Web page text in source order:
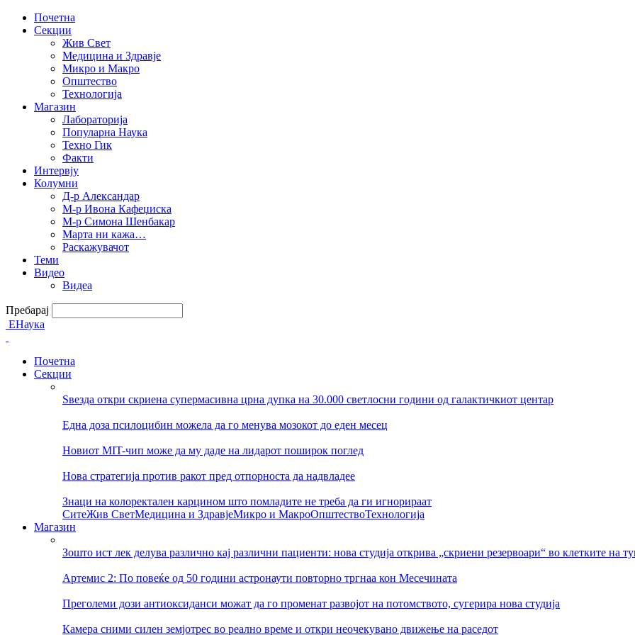
Почетна
Секции
Жив Свет
Медицина и Здравје
Микро и Макро
Општество
Технологија
Магазин
Лабораторија
Популарна Наука
Техно Гик
Факти
Интервју
Колумни
Д-р Александар
М-р Ивона Кафеџиска
М-р Симона Шенбакар
Марта ни кажа…
Раскажувачот
Теми
Видео
Видеа
Пребарај
ЕНаука
Почетна
Секции
Ѕвезда откри скриена супермасивна црна дупка на 30.000 светлосни години од галактичкиот центар
Една доза псилоцибин можела да го менува мозокот до еден месец
Новиот MIT-чип може да му даде на лидарот поширок поглед
Нова стратегија против ракот пред отпорноста да надвладее
Знаци на колоректален карцином што помладите не треба да ги игнорираат
СитеЖив СветМедицина и ЗдравјеМикро и МакроОпштествоТехнологија
Магазин
Зошто ист лек делува различно кај различни пациенти: нова студија открива „скриени резервоари“ во клетките на
Артемис 2: По повеќе од 50 години астронаути повторно тргнаа кон Месечината
Преголеми дози антиоксиданси можат да го променат развојот на потомството, сугерира нова студија
Камера сними силен земјотрес во реално време и откри неочекувано движење на раседот